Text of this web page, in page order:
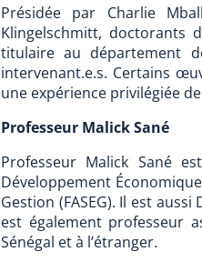
Présidée par Charlie
Klingelschmitt, doctorants
titulaire au département
intervenant.e.s. Certains
une expérience privilégiée
Professeur Malick Sané
Professeur Malick Sané
Développement
Gestion (FASEG). Il est
est également professeur
Sénégal et à l’étranger.